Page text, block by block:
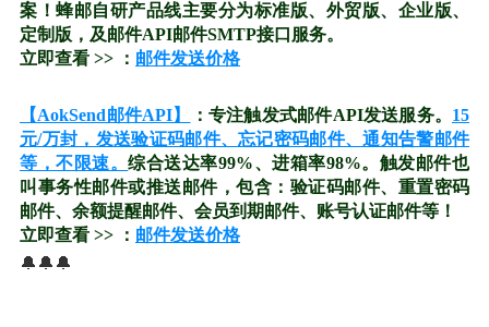
案！蜂邮自研产品线主要分为标准版、外贸版、企业版、
定制版，及邮件API邮件SMTP接口服务。
立即查看 >> ： 邮件发送价格
【AokSend邮件API】 ：专注触发式邮件API发送服务。 15
元/万封，发送验证码邮件、忘记密码邮件、通知告警邮件
等，不限速。综合送达率99%、进箱率98%。触发邮件也
叫事务性邮件或推送邮件，包含：验证码邮件、重置密码
邮件、余额提醒邮件、会员到期邮件、账号认证邮件等！
立即查看 >> ： 邮件发送价格
🔔🔔🔔